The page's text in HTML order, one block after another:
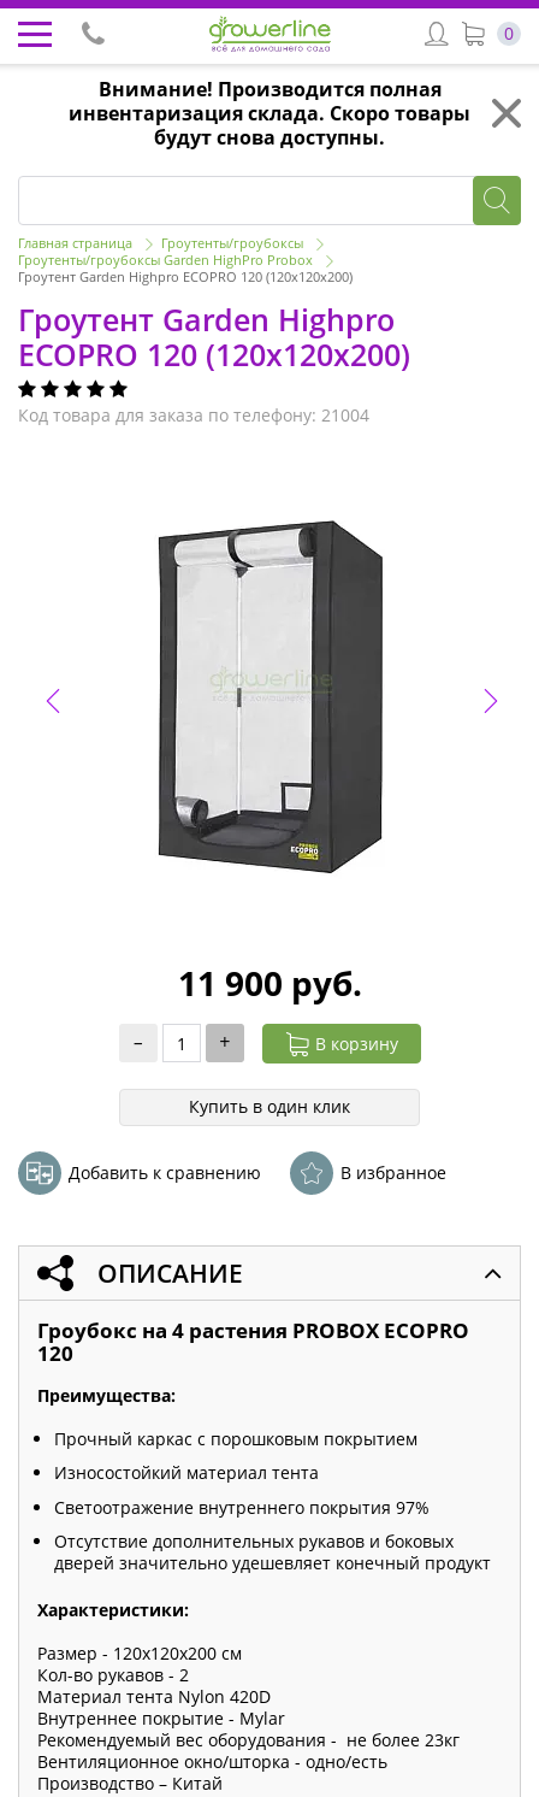
Внимание! Производится полная
инвентаризация склада. Скоро товары
будут снова доступны.
0
Главная страница
Гроутенты/гроубоксы
Гроутенты/гроубоксы Garden HighPro Probox
Гроутент Garden Highpro ECOPRO 120 (120x120x200)
Гроутент Garden Highpro
ECOPRO 120 (120x120x200)
Код товара для заказа по телефону: 21004
11 900 руб.
– + В корзину
Купить в один клик
Добавить к сравнению В избранное
ОПИСАНИЕ
Гроубокс на 4 растения PROBOX ECOPRO
120
Преимущества:
Прочный каркас с порошковым покрытием
Износостойкий материал тента
Светоотражение внутреннего покрытия 97%
Отсутствие дополнительных рукавов и боковых
дверей значительно удешевляет конечный продукт
Характеристики:
Размер - 120х120х200 см
Кол-во рукавов - 2
Материал тента Nylon 420D
Внутреннее покрытие - Mylar
Рекомендуемый вес оборудования - не более 23кг
Вентиляционное окно/шторка - одно/есть
Производство – Китай